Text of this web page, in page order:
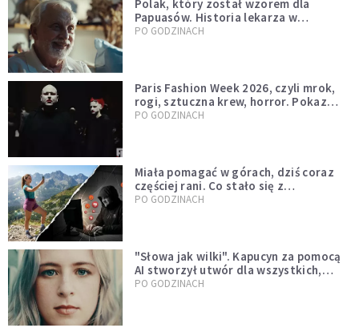
Polak, który został wzorem dla
Papuasów. Historia lekarza w
sutannie, który uleczył dżunglę
PO GODZINACH
Paris Fashion Week 2026, czyli mrok,
rogi, sztuczna krew, horror. Pokaz
mody czy fascynacja diabłem?
PO GODZINACH
Miała pomagać w górach, dziś coraz
częściej rani. Co stało się z
Tatromaniakami?
PO GODZINACH
"Słowa jak wilki". Kapucyn za pomocą
AI stworzył utwór dla wszystkich,
którzy doświadczają hejtu
PO GODZINACH